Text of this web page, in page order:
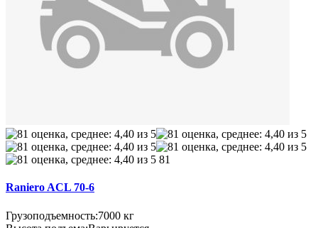
81
Raniero ACL 70-6
Грузоподъемность:7000 кг